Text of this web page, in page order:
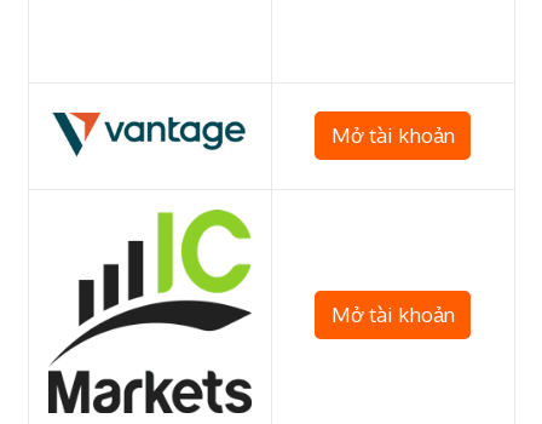
Mở tài khoản
Mở tài khoản